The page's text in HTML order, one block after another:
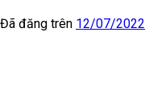
Đã đăng trên 12/07/2022